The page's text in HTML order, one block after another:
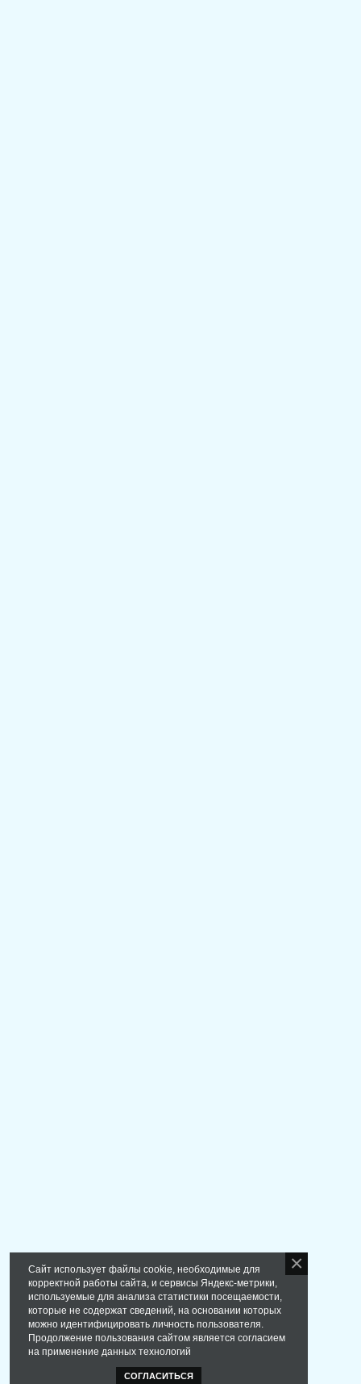
Сайт использует файлы cookie, необходимые для
корректной работы сайта, и сервисы Яндекс-метрики,
используемые для анализа статистики посещаемости,
которые не содержат сведений, на основании которых
можно идентифицировать личность пользователя.
Продолжение пользования сайтом является согласием
на применение данных технологий
СОГЛАСИТЬСЯ